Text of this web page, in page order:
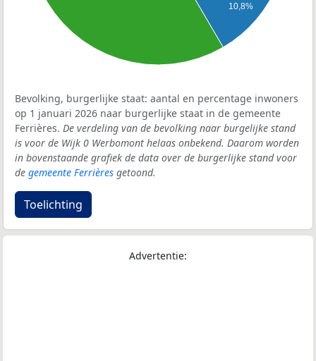
10,8%
Bevolking, burgerlijke staat: aantal en percentage inwoners
op 1 januari 2026 naar burgerlijke staat in de gemeente
Ferrières. De verdeling van de bevolking naar burgelijke stand
is voor de Wijk 0 Werbomont helaas onbekend. Daarom worden
in bovenstaande grafiek de data over de burgerlijke stand voor
de gemeente Ferrières getoond.
Toelichting
Advertentie: